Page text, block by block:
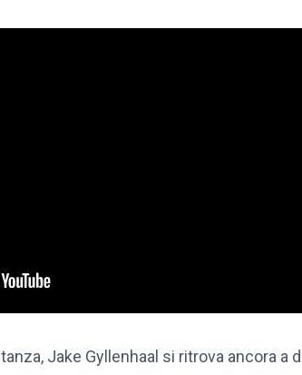
Jake Gyllenhaal si ritrova ancora a